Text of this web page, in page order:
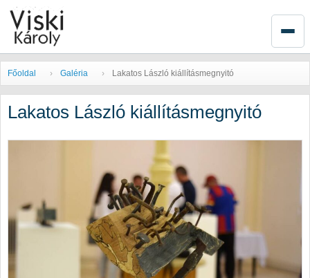
Főoldal Galéria Lakatos László kiállításmegnyitó
Lakatos László kiállításmegnyitó